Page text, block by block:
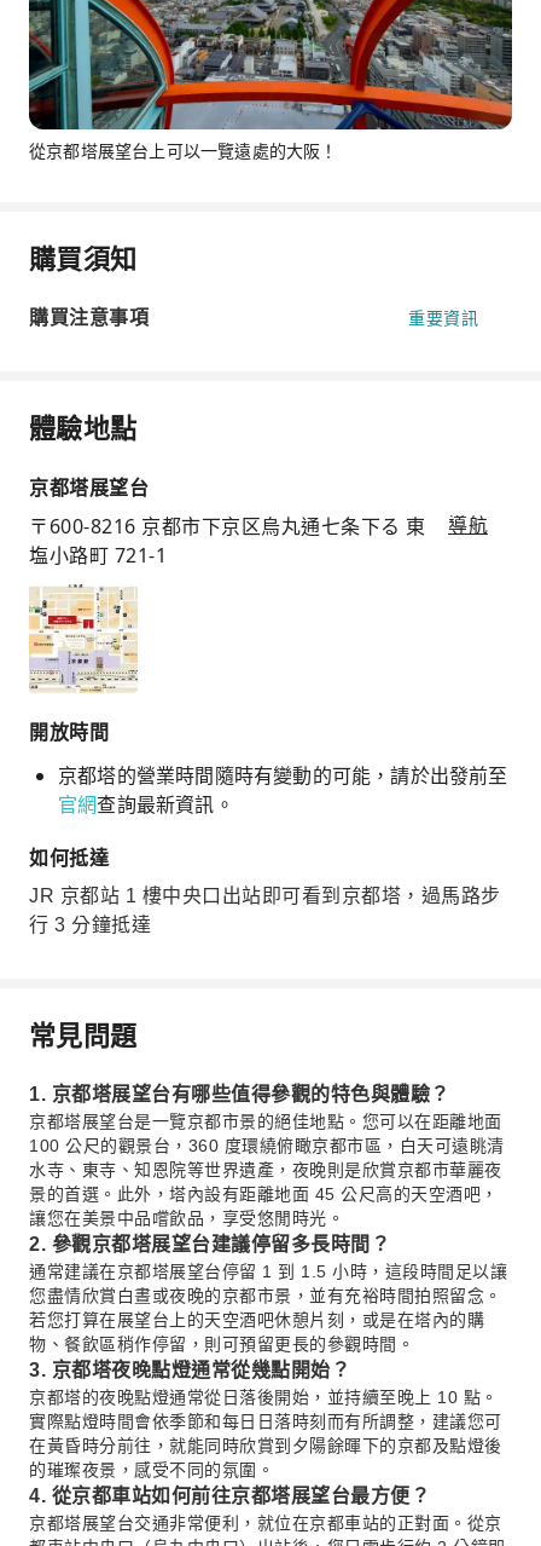
從京都塔展望台上可以一覽遠處的大阪！
購買須知
購買注意事項 重要資訊
體驗地點
京都塔展望台
〒600-8216 京都市下京区烏丸通七条下る 東
塩小路町 721-1
導航
開放時間
京都塔的營業時間隨時有變動的可能，請於出發前至
官網查詢最新資訊。
如何抵達
JR 京都站 1 樓中央口出站即可看到京都塔，過馬路步
行 3 分鐘抵達
常見問題
1. 京都塔展望台有哪些值得參觀的特色與體驗？
京都塔展望台是一覽京都市景的絕佳地點。您可以在距離地面
100 公尺的觀景台，360 度環繞俯瞰京都市區，白天可遠眺清
水寺、東寺、知恩院等世界遺產，夜晚則是欣賞京都市華麗夜
景的首選。此外，塔內設有距離地面 45 公尺高的天空酒吧，
讓您在美景中品嚐飲品，享受悠閒時光。
2. 參觀京都塔展望台建議停留多長時間？
通常建議在京都塔展望台停留 1 到 1.5 小時，這段時間足以讓
您盡情欣賞白晝或夜晚的京都市景，並有充裕時間拍照留念。
若您打算在展望台上的天空酒吧休憩片刻，或是在塔內的購
物、餐飲區稍作停留，則可預留更長的參觀時間。
3. 京都塔夜晚點燈通常從幾點開始？
京都塔的夜晚點燈通常從日落後開始，並持續至晚上 10 點。
實際點燈時間會依季節和每日日落時刻而有所調整，建議您可
在黃昏時分前往，就能同時欣賞到夕陽餘暉下的京都及點燈後
的璀璨夜景，感受不同的氛圍。
4. 從京都車站如何前往京都塔展望台最方便？
京都塔展望台交通非常便利，就位在京都車站的正對面。從京